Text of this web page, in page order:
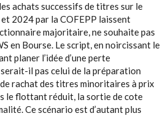
achats successifs de titres sur le
2024 par la COFEPP laissent
majoritaire, ne souhaite pas
en Bourse. Le script, en noircissant le
planer l’idée d’une perte
il pas celui de la préparation
rachat des titres minoritaires à prix
le flottant réduit, la sortie de cote
Ce scénario est d’autant plus